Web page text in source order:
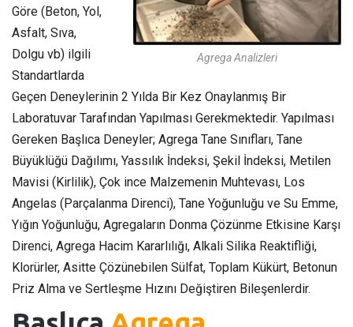
Agrega Analizleri
Göre (Beton, Yol,
Asfalt, Sıva,
Dolgu vb) ilgili
Standartlarda
Geçen Deneylerinin 2 Yılda Bir Kez Onaylanmış Bir
Laboratuvar Tarafından Yapılması Gerekmektedir. Yapılması
Gereken Başlıca Deneyler; Agrega Tane Sınıfları, Tane
Büyüklüğü Dağılımı, Yassılık İndeksi, Şekil İndeksi, Metilen
Mavisi (Kirlilik), Çok ince Malzemenin Muhtevası, Los
Angelas (Parçalanma Direnci), Tane Yoğunluğu ve Su Emme,
Yığın Yoğunluğu, Agregaların Donma Çözünme Etkisine Karşı
Direnci, Agrega Hacim Kararlılığı, Alkali Silika Reaktifliği,
Klorürler, Asitte Çözünebilen Sülfat, Toplam Kükürt, Betonun
Priz Alma ve Sertleşme Hızını Değiştiren Bileşenlerdir.